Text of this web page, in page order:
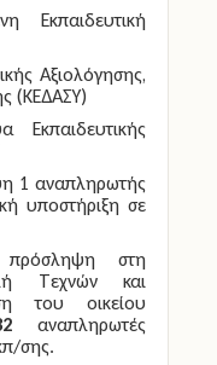
Εκπαιδευτική
Αξιολόγησης,
(ΚΕΔΑΣΥ)
Εκπαιδευτικής
1 αναπληρωτής
υποστήριξη σε
πρόσληψη στη
Τεχνών και
του οικείου
αναπληρωτές
σης.